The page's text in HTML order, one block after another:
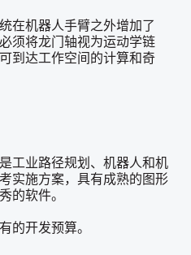
在机器人手臂之外增加了
须将龙门轴视为运动学链
到达工作空间的计算和奇
工业路径规划、机器人和机
实施方案，具有成熟的图形
的软件。
的开发预算。